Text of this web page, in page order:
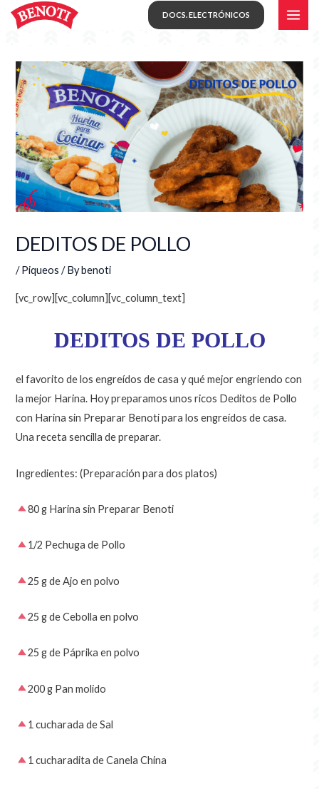
Skip
DOCS. ELECTRÓNICOS
DEDITOS DE POLLO
/Piqueos / Bybenoti
[vc_row][vc_column][vc_column_text]
DEDITOS DE POLLO
el favorito de los engreídos de casa y qué mejor engriendo con
la mejor Harina. Hoy preparamos unos ricos Deditos de Pollo
con Harina sin Preparar Benoti para los engreídos de casa.
Una receta sencilla de preparar.
Ingredientes: (Preparación para dos platos)
80 g Harina sin Preparar Benoti
1/2 Pechuga de Pollo
25 g de Ajo en polvo
25 g de Cebolla en polvo
25 g de Páprika en polvo
200 g Pan molido
1 cucharada de Sal
1 cucharadita de Canela China